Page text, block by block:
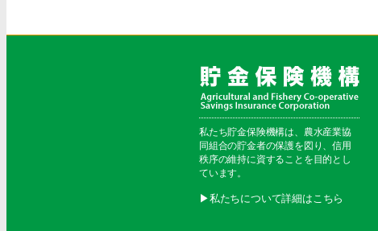
私たち貯金保険機構は、農水産業協
同組合の貯金者の保護を図り、信用
秩序の維持に資することを目的とし
ています。
▶︎私たちについて詳細はこちら